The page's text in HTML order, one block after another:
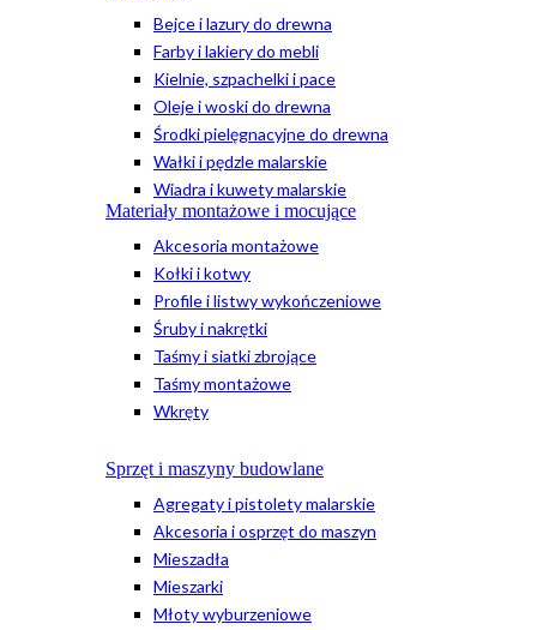
Bejce i lazury do drewna
Farby i lakiery do mebli
Kielnie, szpachelki i pace
Oleje i woski do drewna
Środki pielęgnacyjne do drewna
Wałki i pędzle malarskie
Wiadra i kuwety malarskie
Materiały montażowe i mocujące
Akcesoria montażowe
Kołki i kotwy
Profile i listwy wykończeniowe
Śruby i nakrętki
Taśmy i siatki zbrojące
Taśmy montażowe
Wkręty
Sprzęt i maszyny budowlane
Agregaty i pistolety malarskie
Akcesoria i osprzęt do maszyn
Mieszadła
Mieszarki
Młoty wyburzeniowe